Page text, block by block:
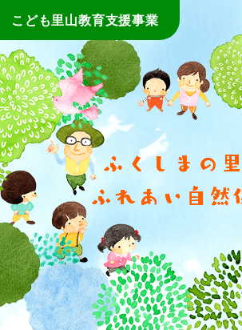
こども里山教育支援事業